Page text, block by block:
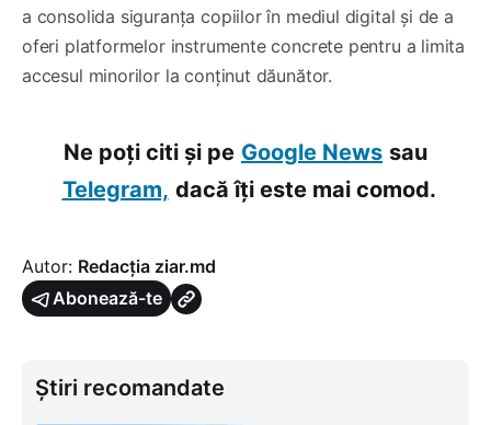
a consolida siguranța copiilor în mediul digital și de a
oferi platformelor instrumente concrete pentru a limita
accesul minorilor la conținut dăunător.
Ne poți citi și pe Google News sau
Telegram, dacă îți este mai comod.
Autor: Redacția ziar.md
Abonează-te
Știri recomandate